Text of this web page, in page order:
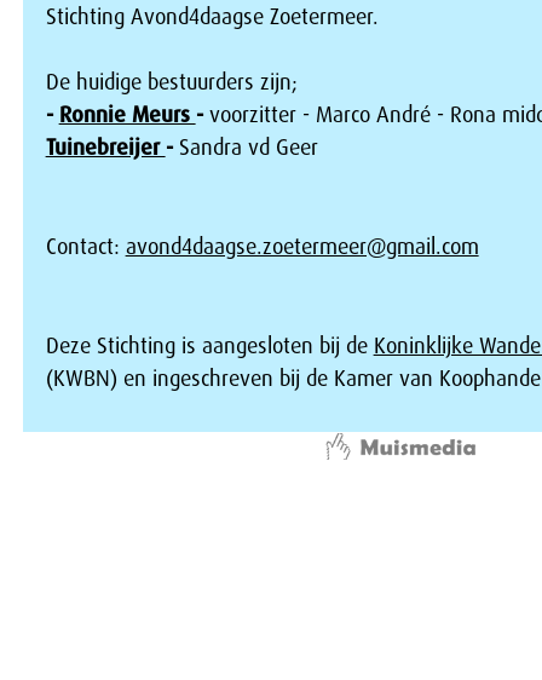
Stichting Avond4daagse Zoetermeer.
De huidige bestuurders zijn;
- Ronnie Meurs - voorzitter - Marco André - Rona
Tuinebreijer - Sandra vd Geer
Contact: avond4daagse.zoetermeer@gmail.com
Deze Stichting is aangesloten bij de Koninklijke
(KWBN) en ingeschreven bij de Kamer van